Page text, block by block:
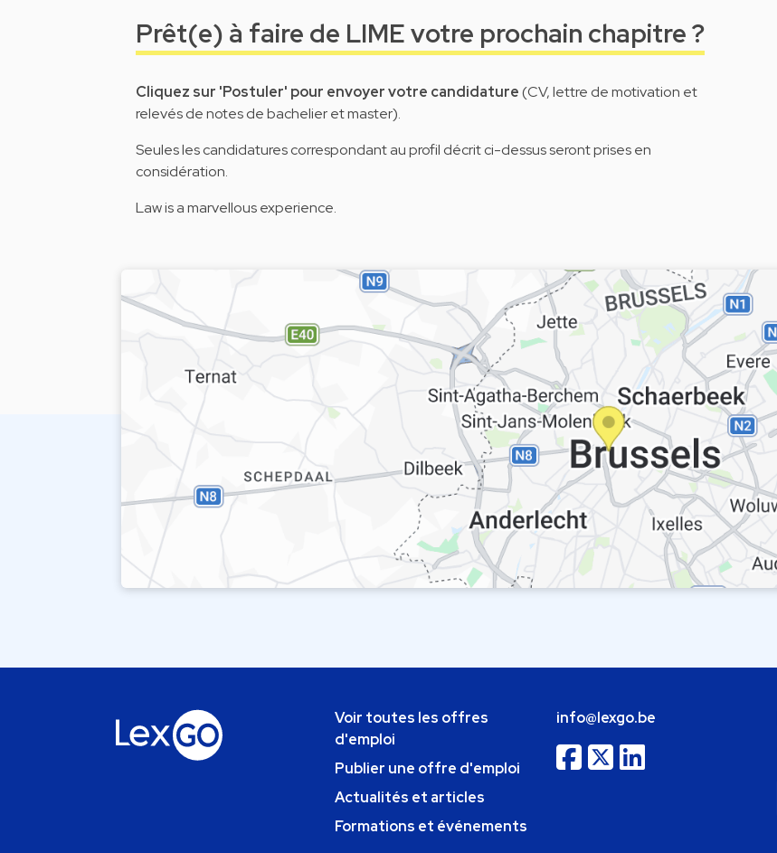
Prêt(e) à faire de LIME votre prochain chapitre ?
Cliquez sur 'Postuler' pour envoyer votre candidature(CV, lettre de motivation et
relevés de notes de bachelier et master).
Seules les candidatures correspondant au profil décrit ci-dessus seront prises en
considération.
Law is a marvellous experience.
Voir toutes les offres
d'emploi
Publier une offre d'emploi
Actualités et articles
Formations et événements
info@lexgo.be